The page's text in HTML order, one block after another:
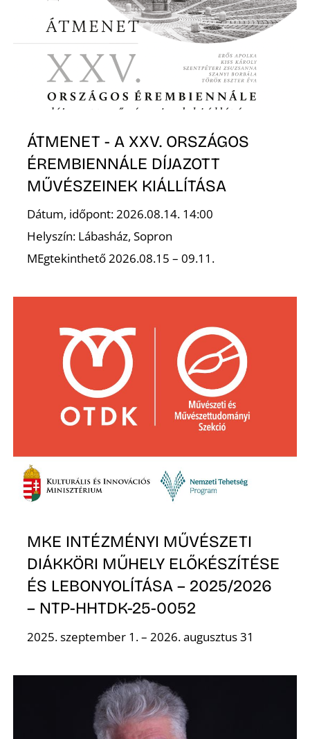
ÁTMENET - A XXV. ORSZÁGOS
ÉREMBIENNÁLE DÍJAZOTT
MŰVÉSZEINEK KIÁLLÍTÁSA
Dátum, időpont: 2026.08.14. 14:00
Helyszín: Lábasház, Sopron
MEgtekinthető 2026.08.15 – 09.11.
MKE INTÉZMÉNYI MŰVÉSZETI
DIÁKKÖRI MŰHELY ELŐKÉSZÍTÉSE
ÉS LEBONYOLÍTÁSA – 2025/2026
– NTP-HHTDK-25-0052
2025. szeptember 1. – 2026. augusztus 31